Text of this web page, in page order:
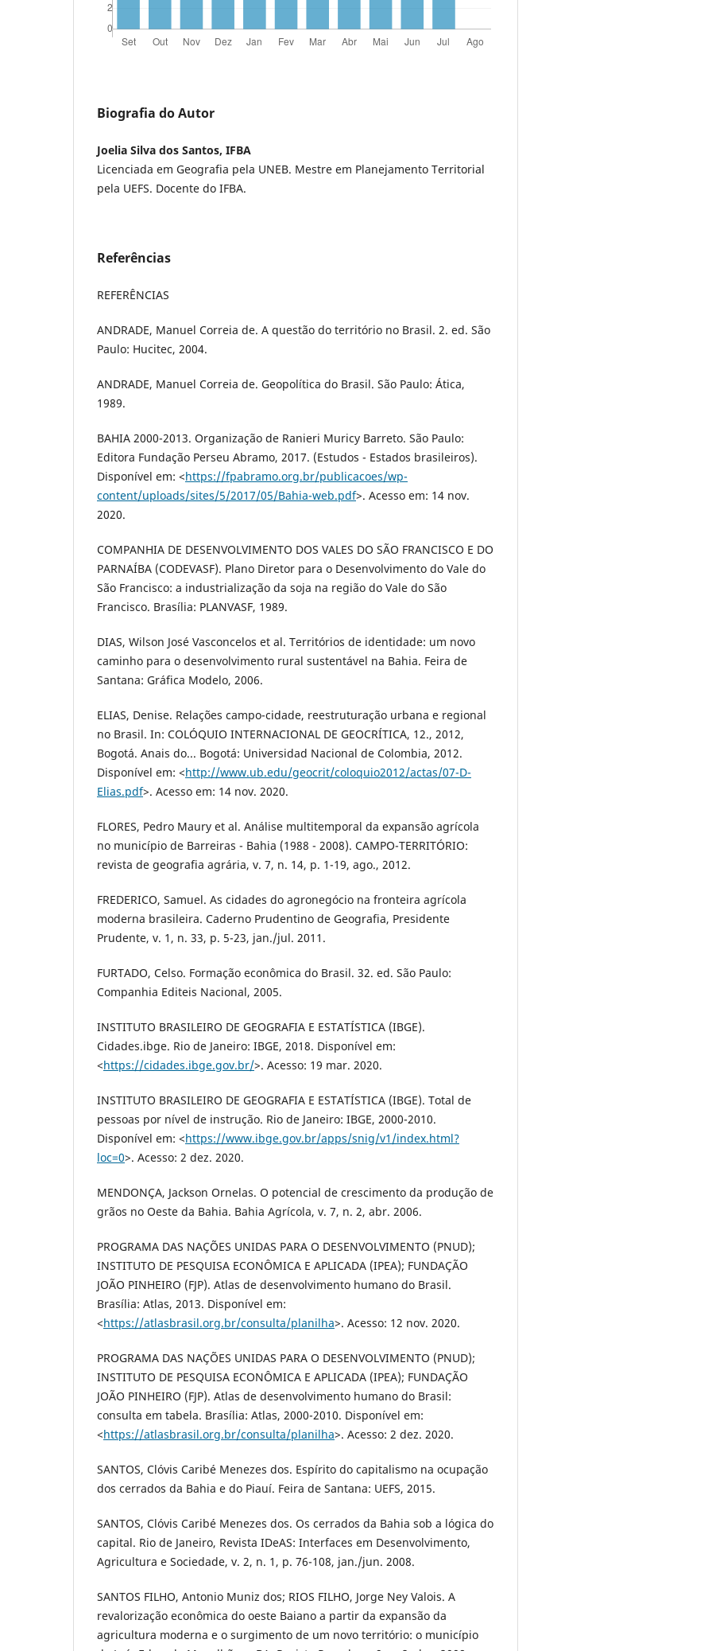
Biografia do Autor
Joelia Silva dos Santos, IFBA
Licenciada em Geografia pela UNEB. Mestre em Planejamento Territorial
pela UEFS. Docente do IFBA.
Referências
REFERÊNCIAS
ANDRADE, Manuel Correia de. A questão do território no Brasil. 2. ed. São
Paulo: Hucitec, 2004.
ANDRADE, Manuel Correia de. Geopolítica do Brasil. São Paulo: Ática,
1989.
BAHIA 2000-2013. Organização de Ranieri Muricy Barreto. São Paulo:
Editora Fundação Perseu Abramo, 2017. (Estudos - Estados brasileiros).
Disponível em: <https://fpabramo.org.br/publicacoes/wp-
content/uploads/sites/5/2017/05/Bahia-web.pdf>. Acesso em: 14 nov.
2020.
COMPANHIA DE DESENVOLVIMENTO DOS VALES DO SÃO FRANCISCO E DO
PARNAÍBA (CODEVASF). Plano Diretor para o Desenvolvimento do Vale do
São Francisco: a industrialização da soja na região do Vale do São
Francisco. Brasília: PLANVASF, 1989.
DIAS, Wilson José Vasconcelos et al. Territórios de identidade: um novo
caminho para o desenvolvimento rural sustentável na Bahia. Feira de
Santana: Gráfica Modelo, 2006.
ELIAS, Denise. Relações campo-cidade, reestruturação urbana e regional
no Brasil. In: COLÓQUIO INTERNACIONAL DE GEOCRÍTICA, 12., 2012,
Bogotá. Anais do... Bogotá: Universidad Nacional de Colombia, 2012.
Disponível em: <http://www.ub.edu/geocrit/coloquio2012/actas/07-D-
Elias.pdf>. Acesso em: 14 nov. 2020.
FLORES, Pedro Maury et al. Análise multitemporal da expansão agrícola
no município de Barreiras - Bahia (1988 - 2008). CAMPO-TERRITÓRIO:
revista de geografia agrária, v. 7, n. 14, p. 1-19, ago., 2012.
FREDERICO, Samuel. As cidades do agronegócio na fronteira agrícola
moderna brasileira. Caderno Prudentino de Geografia, Presidente
Prudente, v. 1, n. 33, p. 5-23, jan./jul. 2011.
FURTADO, Celso. Formação econômica do Brasil. 32. ed. São Paulo:
Companhia Editeis Nacional, 2005.
INSTITUTO BRASILEIRO DE GEOGRAFIA E ESTATÍSTICA (IBGE).
Cidades.ibge. Rio de Janeiro: IBGE, 2018. Disponível em:
<https://cidades.ibge.gov.br/>. Acesso: 19 mar. 2020.
INSTITUTO BRASILEIRO DE GEOGRAFIA E ESTATÍSTICA (IBGE). Total de
pessoas por nível de instrução. Rio de Janeiro: IBGE, 2000-2010.
Disponível em: <https://www.ibge.gov.br/apps/snig/v1/index.html?
loc=0>. Acesso: 2 dez. 2020.
MENDONÇA, Jackson Ornelas. O potencial de crescimento da produção de
grãos no Oeste da Bahia. Bahia Agrícola, v. 7, n. 2, abr. 2006.
PROGRAMA DAS NAÇÕES UNIDAS PARA O DESENVOLVIMENTO (PNUD);
INSTITUTO DE PESQUISA ECONÔMICA E APLICADA (IPEA); FUNDAÇÃO
JOÃO PINHEIRO (FJP). Atlas de desenvolvimento humano do Brasil.
Brasília: Atlas, 2013. Disponível em:
<https://atlasbrasil.org.br/consulta/planilha>. Acesso: 12 nov. 2020.
PROGRAMA DAS NAÇÕES UNIDAS PARA O DESENVOLVIMENTO (PNUD);
INSTITUTO DE PESQUISA ECONÔMICA E APLICADA (IPEA); FUNDAÇÃO
JOÃO PINHEIRO (FJP). Atlas de desenvolvimento humano do Brasil:
consulta em tabela. Brasília: Atlas, 2000-2010. Disponível em:
<https://atlasbrasil.org.br/consulta/planilha>. Acesso: 2 dez. 2020.
SANTOS, Clóvis Caribé Menezes dos. Espírito do capitalismo na ocupação
dos cerrados da Bahia e do Piauí. Feira de Santana: UEFS, 2015.
SANTOS, Clóvis Caribé Menezes dos. Os cerrados da Bahia sob a lógica do
capital. Rio de Janeiro, Revista IDeAS: Interfaces em Desenvolvimento,
Agricultura e Sociedade, v. 2, n. 1, p. 76-108, jan./jun. 2008.
SANTOS FILHO, Antonio Muniz dos; RIOS FILHO, Jorge Ney Valois. A
revalorização econômica do oeste Baiano a partir da expansão da
agricultura moderna e o surgimento de um novo território: o município